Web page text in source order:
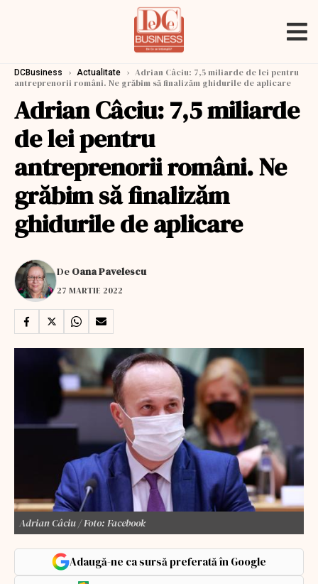
DCBusiness › Actualitate › Adrian Câciu: 7,5 miliarde de lei pentru
antreprenorii români. Ne grăbim să finalizăm ghidurile de aplicare
Adrian Câciu: 7,5 miliarde
de lei pentru
antreprenorii români. Ne
grăbim să finalizăm
ghidurile de aplicare
De Oana Pavelescu
27 MARTIE 2022
Adrian Câciu / Foto: Facebook
Adaugă-ne ca sursă preferată în Google